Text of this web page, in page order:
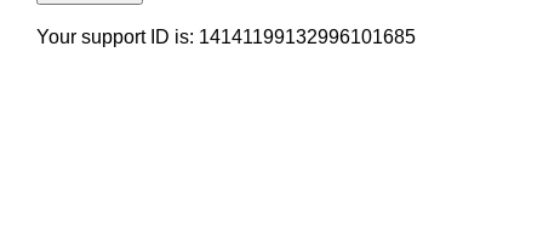
Your support ID is: 14141199132996101685